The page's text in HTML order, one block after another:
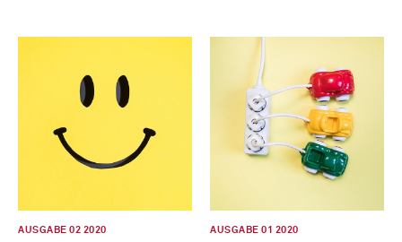
AUSGABE 02 2020 AUSGABE 01 2020